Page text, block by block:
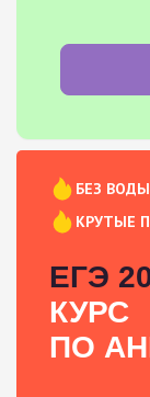
БЕЗ ВОДЫ
КРУТЫЕ
ЕГЭ
КУРС
ПО